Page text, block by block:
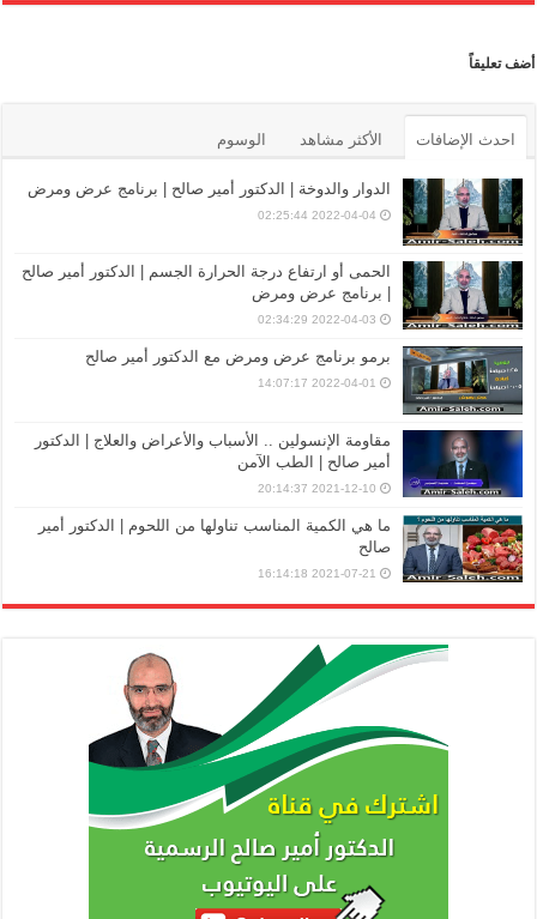
أضف تعليقاً
احدث الإضافات الأكثر مشاهد الوسوم
الدوار والدوخة | الدكتور أمير صالح | برنامج عرض ومرض
2022-04-04 02:25:44
الحمى أو ارتفاع درجة الحرارة الجسم | الدكتور أمير صالح
| برنامج عرض ومرض
2022-04-03 02:34:29
برمو برنامج عرض ومرض مع الدكتور أمير صالح
2022-04-01 14:07:17
مقاومة الإنسولين .. الأسباب والأعراض والعلاج | الدكتور
أمير صالح | الطب الآمن
2021-12-10 20:14:37
ما هي الكمية المناسب تناولها من اللحوم | الدكتور أمير
صالح
2021-07-21 16:14:18